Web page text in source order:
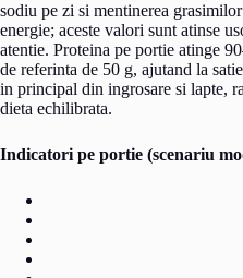
sodiu pe zi si mentinerea
energie; aceste valori sunt atinse
atentie. Proteina pe portie atinge
de referinta de 50 g, ajutand la
in principal din ingrosare si lapte,
dieta echilibrata.
Indicatori pe portie (scenariu